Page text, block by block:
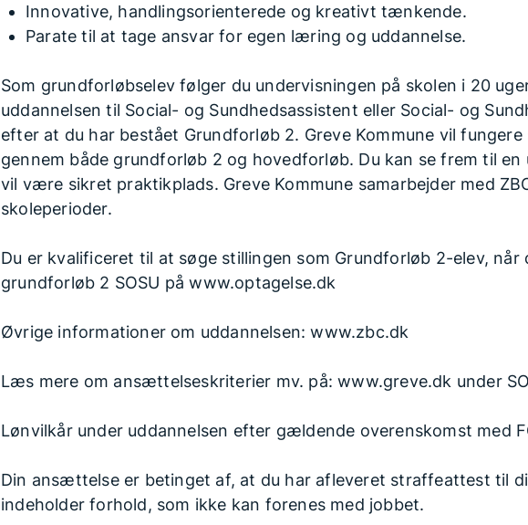
Innovative, handlingsorienterede og kreativt tænkende.
Parate til at tage ansvar for egen læring og uddannelse.
Som grundforløbselev følger du undervisningen på skolen i 20
uddannelsen til Social- og Sundhedsassistent eller Social- og
efter at du har bestået Grundforløb 2. Greve Kommune vil
gennem både grundforløb 2 og hovedforløb. Du kan se frem til en
vil være sikret praktikplads. Greve Kommune samarbejder med
skoleperioder.
Du er kvalificeret til at søge stillingen som Grundforløb 2-elev, når
grundforløb 2 SOSU på www.optagelse.dk
Øvrige informationer om uddannelsen: www.zbc.dk
Læs mere om ansættelseskriterier mv. på: www.greve.dk under
Lønvilkår under uddannelsen efter gældende overenskomst med
Din ansættelse er betinget af, at du har afleveret straffeattest til
indeholder forhold, som ikke kan forenes med jobbet.